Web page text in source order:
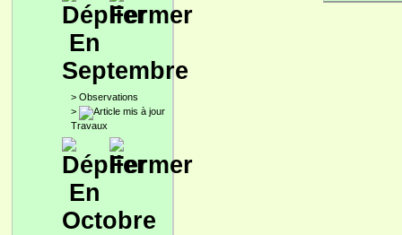
En
Septembre
> Observations
>
Travaux
En
Octobre